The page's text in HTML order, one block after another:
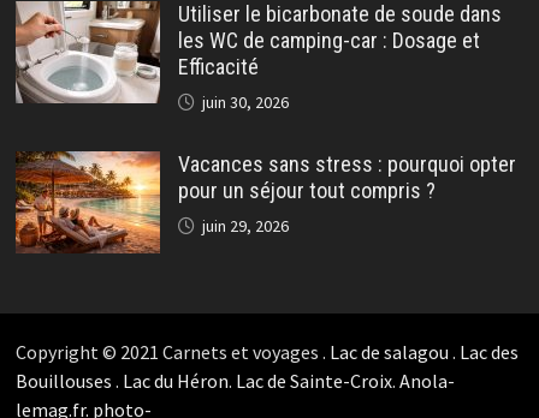
Utiliser le bicarbonate de soude dans
les WC de camping-car : Dosage et
Efficacité
juin 30, 2026
Vacances sans stress : pourquoi opter
pour un séjour tout compris ?
juin 29, 2026
Copyright © 2021 Carnets et voyages . Lac de salagou . Lac des
Bouillouses . Lac du Héron. Lac de Sainte-Croix.Anola-
lemag.fr. photo-